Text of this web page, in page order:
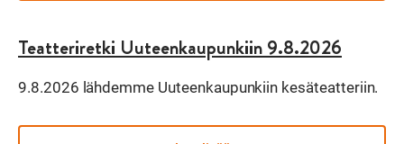
Teatteriretki Uuteenkaupunkiin 9.8.2026
9.8.2026 lähdemme Uuteenkaupunkiin kesäteatteriin.